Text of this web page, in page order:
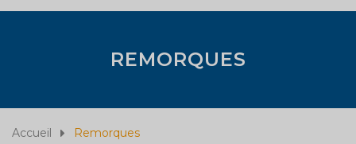
REMORQUES
Accueil Remorques